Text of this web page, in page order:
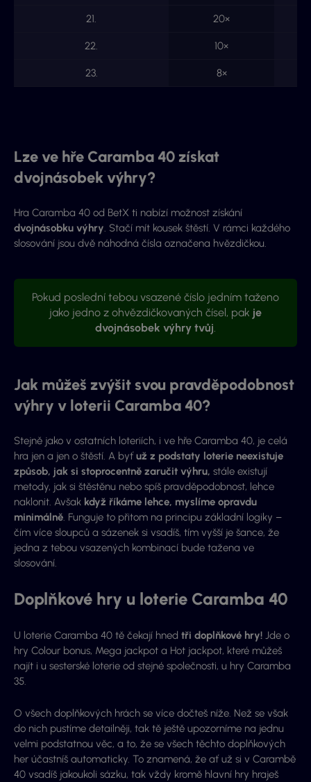
21. 20×
22. 10×
23. 8×
Lze ve hře Caramba 40 získat
dvojnásobek výhry?
Hra Caramba 40 od BetX ti nabízí možnost získání
dvojnásobku výhry. Stačí mít kousek štěstí. V rámci každého
slosování jsou dvě náhodná čísla označena hvězdičkou.
Pokud poslední tebou vsazené číslo jedním taženo
jako jedno z ohvězdičkovaných čísel, pak je
dvojnásobek výhry tvůj.
Jak můžeš zvýšit svou pravděpodobnost
výhry v loterii Caramba 40?
Stejně jako v ostatních loteriích, i ve hře Caramba 40, je celá
hra jen a jen o štěstí. A byťuž z podstaty loterie neexistuje
způsob, jak si stoprocentně zaručit výhru, stále existují
metody, jak si štěstěnu nebo spíš pravděpodobnost, lehce
naklonit. Avšak když říkáme lehce, myslíme opravdu
minimálně. Funguje to přitom na principu základní logiky –
čím více sloupců a sázenek si vsadíš, tím vyšší je šance, že
jedna z tebou vsazených kombinací bude tažena ve
slosování.
Doplňkové hry u loterie Caramba 40
U loterie Caramba 40 tě čekají hned tři doplňkové hry! Jde o
hry Colour bonus, Mega jackpot a Hot jackpot, které můžeš
najít i u sesterské loterie od stejné společnosti, u hry Caramba
35.
O všech doplňkových hrách se více dočteš níže. Než se však
do nich pustíme detailněji, tak tě ještě upozorníme na jednu
velmi podstatnou věc, a to, že se všech těchto doplňkových
her účastníš automaticky. To znamená, že ať už si v Carambě
40 vsadíš jakoukoli sázku, tak vždy kromě hlavní hry hraješ